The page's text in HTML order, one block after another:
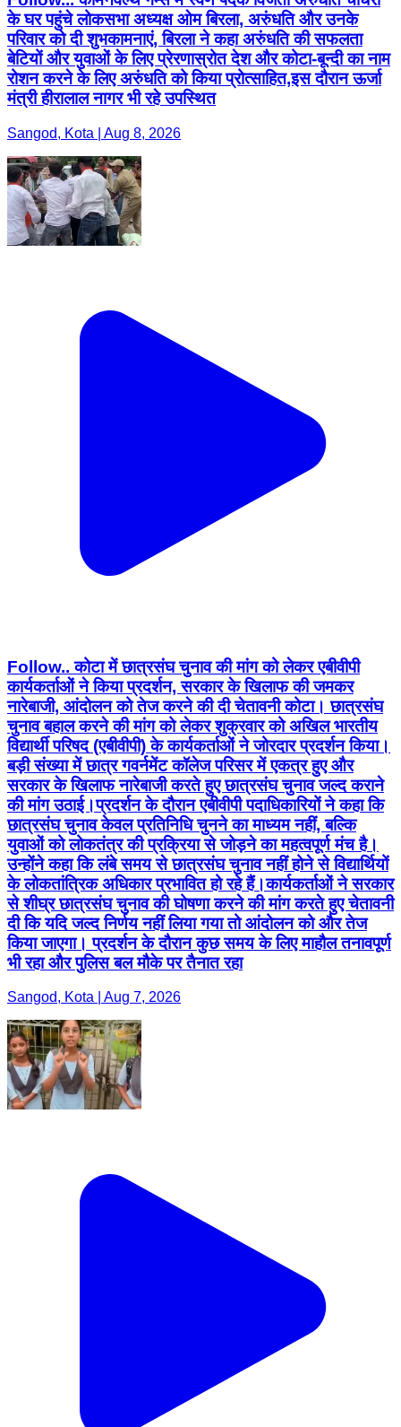
के घर पहुंचे लोकसभा अध्यक्ष ओम बिरला, अरुंधति और उनके
परिवार को दी शुभकामनाएं, बिरला ने कहा अरुंधति की सफलता
बेटियों और युवाओं के लिए प्रेरणास्रोत देश और कोटा-बून्दी का नाम
रोशन करने के लिए अरुंधति को किया प्रोत्साहित,इस दौरान ऊर्जा
मंत्री हीरालाल नागर भी रहे उपस्थित
Sangod, Kota | Aug 8, 2026
Follow.. कोटा में छात्रसंघ चुनाव की मांग को लेकर एबीवीपी
कार्यकर्ताओं ने किया प्रदर्शन, सरकार के खिलाफ की जमकर
नारेबाजी, आंदोलन को तेज करने की दी चेतावनी कोटा। छात्रसंघ
चुनाव बहाल करने की मांग को लेकर शुक्रवार को अखिल भारतीय
विद्यार्थी परिषद (एबीवीपी) के कार्यकर्ताओं ने जोरदार प्रदर्शन किया।
बड़ी संख्या में छात्र गवर्नमेंट कॉलेज परिसर में एकत्र हुए और
सरकार के खिलाफ नारेबाजी करते हुए छात्रसंघ चुनाव जल्द कराने
की मांग उठाई।प्रदर्शन के दौरान एबीवीपी पदाधिकारियों ने कहा कि
छात्रसंघ चुनाव केवल प्रतिनिधि चुनने का माध्यम नहीं, बल्कि
युवाओं को लोकतंत्र की प्रक्रिया से जोड़ने का महत्वपूर्ण मंच है।
उन्होंने कहा कि लंबे समय से छात्रसंघ चुनाव नहीं होने से विद्यार्थियों
के लोकतांत्रिक अधिकार प्रभावित हो रहे हैं।कार्यकर्ताओं ने सरकार
से शीघ्र छात्रसंघ चुनाव की घोषणा करने की मांग करते हुए चेतावनी
दी कि यदि जल्द निर्णय नहीं लिया गया तो आंदोलन को और तेज
किया जाएगा। प्रदर्शन के दौरान कुछ समय के लिए माहौल तनावपूर्ण
भी रहा और पुलिस बल मौके पर तैनात रहा
Sangod, Kota | Aug 7, 2026